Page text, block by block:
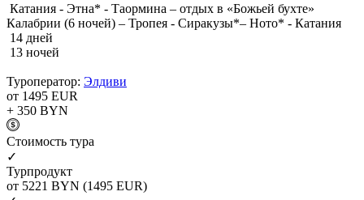
Катания - Этна* - Таормина – отдых в «Божьей бухте»
Калабрии (6 ночей) – Тропея - Сиракузы*– Ното* - Катания
14 дней
13 ночей
Туроператор: Элдиви
от 1495 EUR
+ 350 BYN
Cтоимость тура
✓
Турпродукт
от 5221 BYN (1495 EUR)